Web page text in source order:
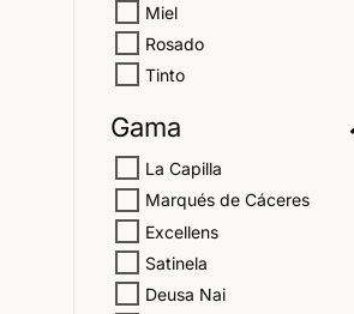
Miel
Rosado
Tinto
Gama
La Capilla
Marqués de Cáceres
Excellens
Satinela
Deusa Nai